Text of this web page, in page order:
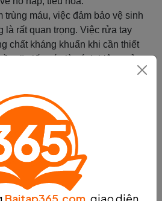
máu, việc đảm bảo vệ sinh
là rất quan trọng. Việc rửa tay
chất kháng khuẩn khi cần thiết
mặt tiếp xúc là cách hiệu quả
của vi khuẩn và vi sinh vật gây
tùy thuộc vào nguyên nhân cụ
bao gồm sử dụng kháng sinh
để tiêu diệt vi khuẩn hoặc virus
ra, việc duy trì cân bằng dịch cơ
năng cơ bản của cơ thể và hỗ
là những phương pháp quan
trị nhiễm trùng máu.